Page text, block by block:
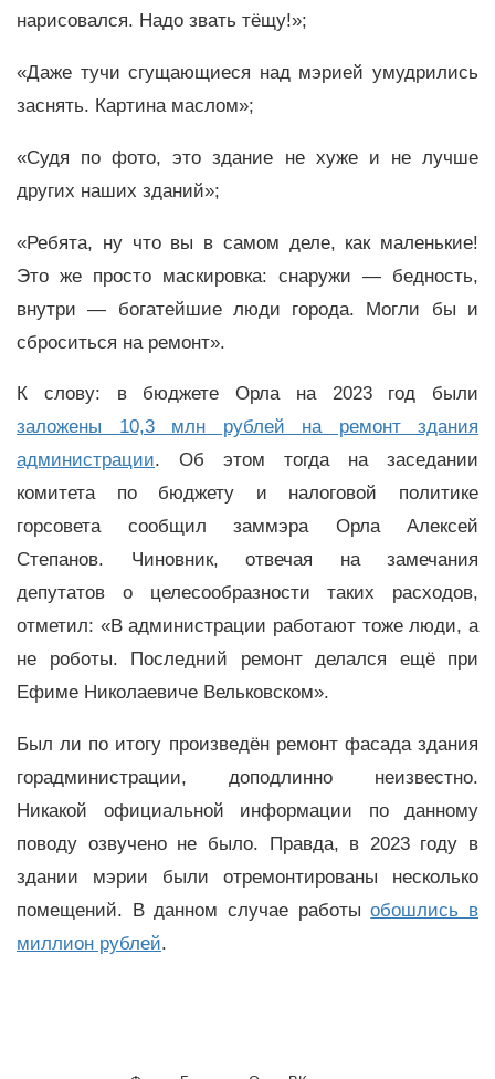
нарисовался. Надо звать тёщу!»;
«Даже тучи сгущающиеся над мэрией умудрились
заснять. Картина маслом»;
«Судя по фото, это здание не хуже и не лучше
других наших зданий»;
«Ребята, ну что вы в самом деле, как маленькие!
Это же просто маскировка: снаружи — бедность,
внутри — богатейшие люди города. Могли бы и
сброситься на ремонт».
К слову: в бюджете Орла на 2023 год были
заложены 10,3 млн рублей на ремонт здания
администрации. Об этом тогда на заседании
комитета по бюджету и налоговой политике
горсовета сообщил заммэра Орла Алексей
Степанов. Чиновник, отвечая на замечания
депутатов о целесообразности таких расходов,
отметил: «В администрации работают тоже люди, а
не роботы. Последний ремонт делался ещё при
Ефиме Николаевиче Вельковском».
Был ли по итогу произведён ремонт фасада здания
горадминистрации, доподлинно неизвестно.
Никакой официальной информации по данному
поводу озвучено не было. Правда, в 2023 году в
здании мэрии были отремонтированы несколько
помещений. В данном случае работыобошлись в
миллион рублей.